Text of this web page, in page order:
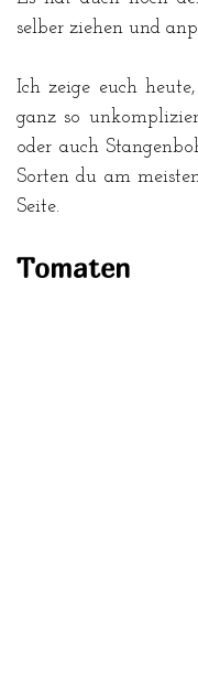
selber ziehen und
Ich zeige euch
ganz so
oder auch
Sorten du am
Seite.
Tomaten